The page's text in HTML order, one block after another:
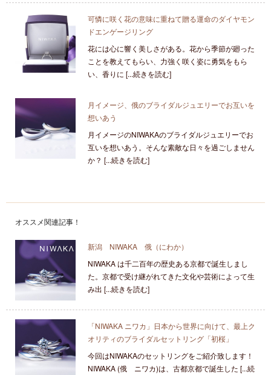
可憐に咲く花の意味に重ねて贈る運命のダイヤモン
ドエンゲージリング
花には心に響く美しさがある。花から季節が廻った
ことを教えてもらい、力強く咲く姿に勇気をもら
い、香りに [...続きを読む]
月イメージ、俄のブライダルジュエリーでお互いを
想いあう
月イメージのNIWAKAのブライダルジュエリーでお
互いを想いあう。そんな素敵な日々を過ごしません
か？ [...続きを読む]
オススメ関連記事！
新潟 NIWAKA 俄（にわか）
NIWAKA は千二百年の歴史ある京都で誕生しまし
た。京都で受け継がれてきた文化や芸術によって生
み出 [...続きを読む]
「NIWAKA ニワカ」日本から世界に向けて、最上ク
オリティのブライダルセットリング「初桜」
今回はNIWAKAのセットリングをご紹介致します！
NIWAKA (俄 ニワカ)は、古都京都で誕生した [...続